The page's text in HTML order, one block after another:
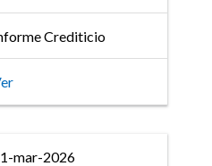
Fitch
acciones
de 33
Market
Crediticio
mar-2026